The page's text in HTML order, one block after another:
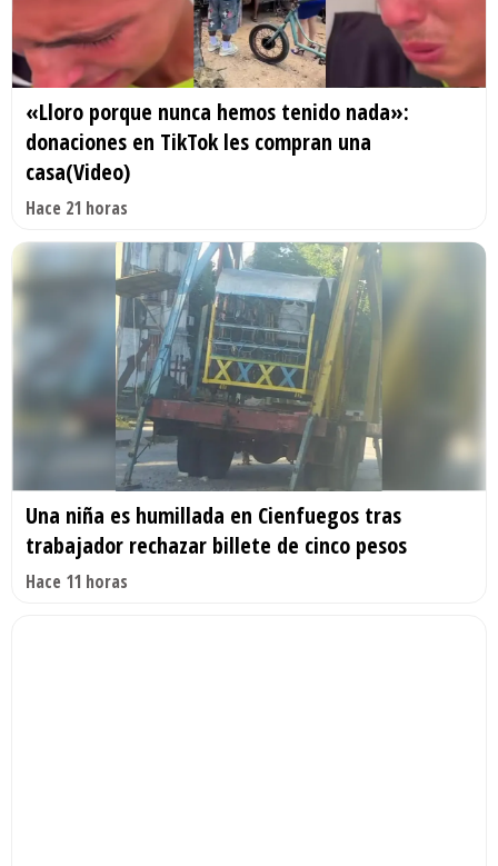
«Lloro porque nunca hemos tenido nada»:
donaciones en TikTok les compran una
casa(Video)
Hace 21 horas
Una niña es humillada en Cienfuegos tras
trabajador rechazar billete de cinco pesos
Hace 11 horas